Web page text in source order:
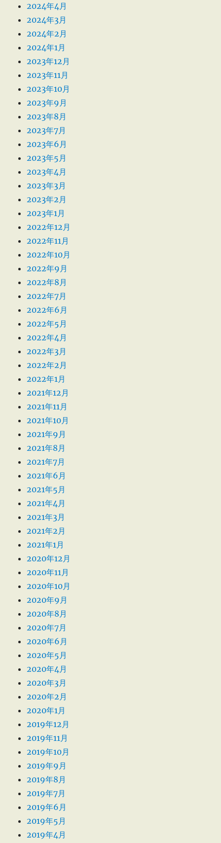
2024年4月
2024年3月
2024年2月
2024年1月
2023年12月
2023年11月
2023年10月
2023年9月
2023年8月
2023年7月
2023年6月
2023年5月
2023年4月
2023年3月
2023年2月
2023年1月
2022年12月
2022年11月
2022年10月
2022年9月
2022年8月
2022年7月
2022年6月
2022年5月
2022年4月
2022年3月
2022年2月
2022年1月
2021年12月
2021年11月
2021年10月
2021年9月
2021年8月
2021年7月
2021年6月
2021年5月
2021年4月
2021年3月
2021年2月
2021年1月
2020年12月
2020年11月
2020年10月
2020年9月
2020年8月
2020年7月
2020年6月
2020年5月
2020年4月
2020年3月
2020年2月
2020年1月
2019年12月
2019年11月
2019年10月
2019年9月
2019年8月
2019年7月
2019年6月
2019年5月
2019年4月